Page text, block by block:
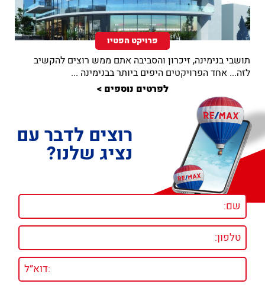
פרויקט הפטיו
תושבי בנימינה, זיכרון והסביבה אתם ממש רוצים להקשיב
לזה... אחד הפרויקטים היפים ביותר בבנימינה ...
לפרטים נוספים >
רוצים לדבר עם
נציג שלנו?